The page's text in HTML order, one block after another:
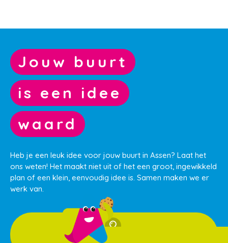
Jouw buurt
is een idee
waard
Heb je een leuk idee voor jouw buurt in Assen? Laat het
ons weten! Het maakt niet uit of het een groot, ingewikkeld
plan of een klein, eenvoudig idee is. Samen maken we er
werk van.